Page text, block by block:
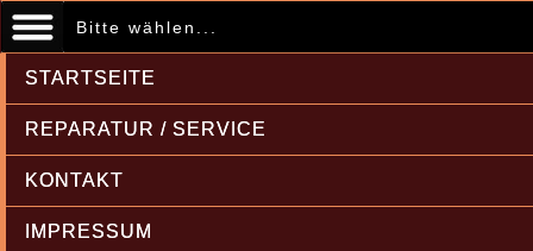
Bitte wählen...
STARTSEITE
REPARATUR / SERVICE
KONTAKT
IMPRESSUM